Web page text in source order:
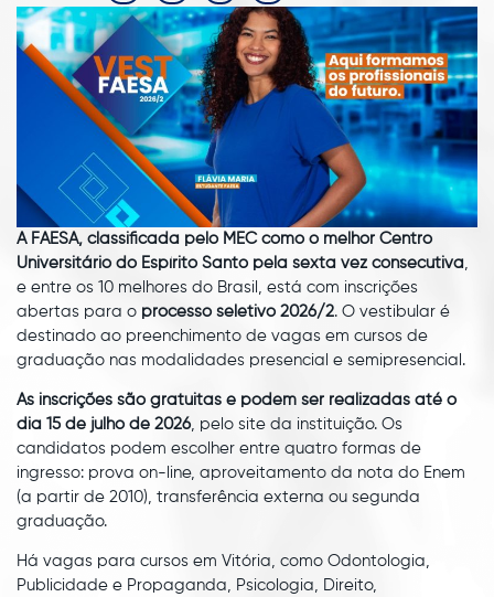
A FAESA, classificada pelo MEC como o melhor Centro
Universitário do Espírito Santo pela sexta vez consecutiva
e entre os 10 melhores do Brasil, está com inscrições
abertas para o processo seletivo 2026/2. O vestibular é
destinado ao preenchimento de vagas em cursos de
graduação nas modalidades presencial e semipresencial.
As inscrições são gratuitas e podem ser realizadas até o
dia 15 de julho de 2026, pelo site da instituição. Os
candidatos podem escolher entre quatro formas de
ingresso: prova on-line, aproveitamento da nota do Enem
(a partir de 2010), transferência externa ou segunda
graduação.
Há vagas para cursos em Vitória, como Odontologia,
Publicidade e Propaganda, Psicologia, Direito,